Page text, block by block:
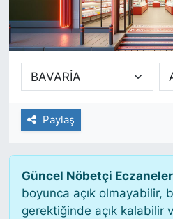
Paylaş
Güncel Nöbetçi
boyunca açık olmayabilir,
gerektiğinde açık kalabilir
SİYASET
SAĞLIK